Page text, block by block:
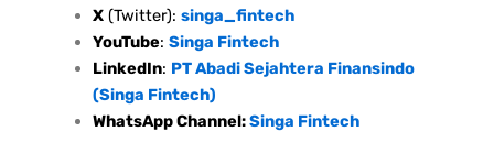
X(Twitter): singa_fintech
YouTube: Singa Fintech
LinkedIn: PT Abadi Sejahtera Finansindo
(Singa Fintech)
WhatsApp Channel:Singa Fintech